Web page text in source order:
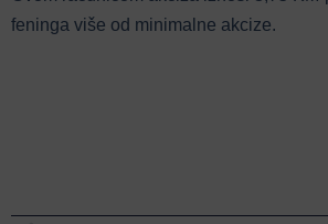
feninga više od minimalne akcize.